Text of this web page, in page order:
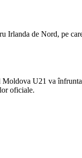
Irlanda de Nord, pe
Moldova U21 va
oficiale.